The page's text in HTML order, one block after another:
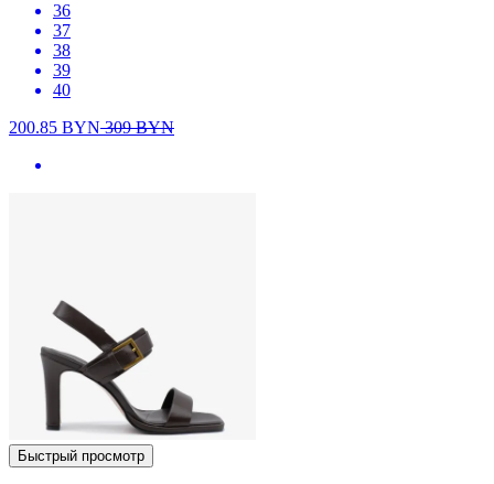
36
37
38
39
40
200.85 BYN309BYN
Быстрый просмотр